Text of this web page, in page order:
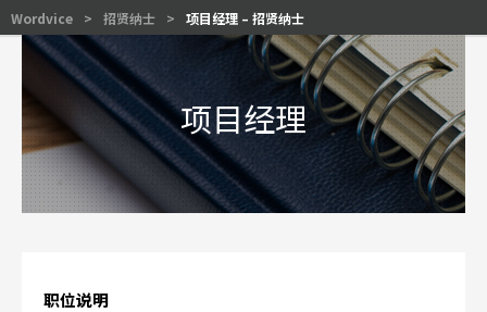
Wordvice > 招贤纳士 > 项目经理 – 招贤纳士
项目经理
职位说明